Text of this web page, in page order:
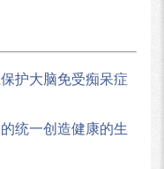
护大脑免受痴呆症
统一创造健康的生